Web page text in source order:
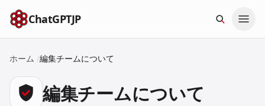
本文へスキップ
ChatGPTJP
ホーム /編集チームについて
編集チームについて